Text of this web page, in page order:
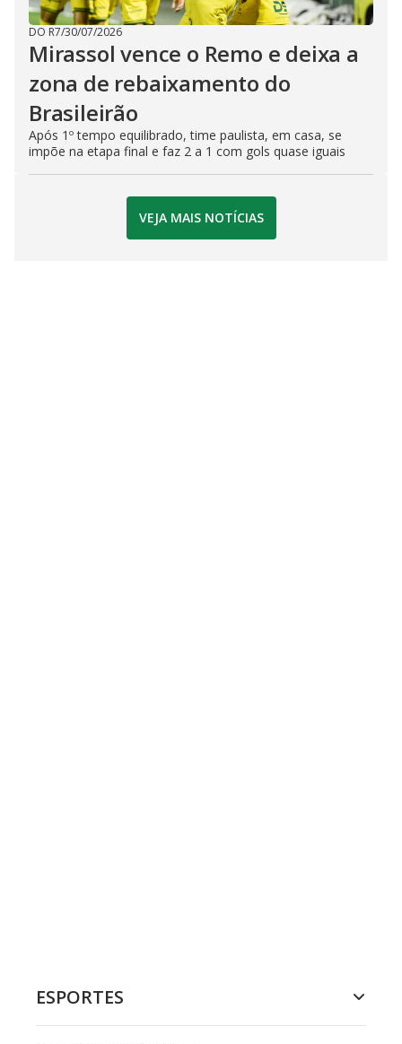
DO R7/30/07/2026
Mirassol vence o Remo e deixa a
zona de rebaixamento do
Brasileirão
Após 1º tempo equilibrado, time paulista, em casa, se
impõe na etapa final e faz 2 a 1 com gols quase iguais
VEJA MAIS NOTÍCIAS
ESPORTES